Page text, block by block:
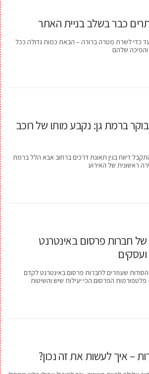
כבר בשלב בניית האתר
כדי לשרת מטרה ברורה – הבאת כמות גדולה ככל
שלהם
ברמת גן: נקבע מותו של רוכב
6:15 בבוקר התקבל דיווח בגין תאונת דרכים ברחוב אבא הלל ברמת
ראשונית של האירוע
של חברות פרסום באינטרנט
שעוזרים לחברות פרסום באינטרנט לקדם
פלטפורמות הפרסום הכי יעילות שיש והשיטות
– איך לעשות את זה נכון?